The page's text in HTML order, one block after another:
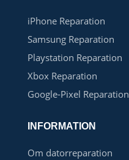
iPhone Reparation
Samsung Reparation
Playstation Reparation
Xbox Reparation
Google-Pixel Reparation
INFORMATION
Om datorreparation